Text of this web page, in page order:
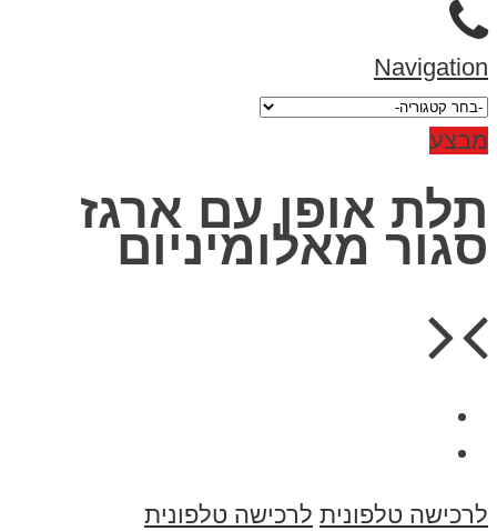
Navigation
מבצע
תלת אופן עם ארגז
סגור מאלומיניום
לרכישה טלפונית לרכישה טלפונית